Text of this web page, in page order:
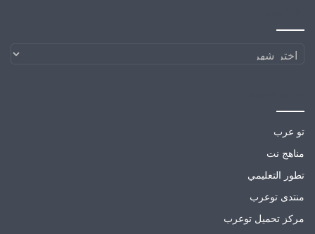
الارشيف
تو عرب
مناهج نت
تطور التعليمي
منتدى توعرب
مركز تحميل توعرب